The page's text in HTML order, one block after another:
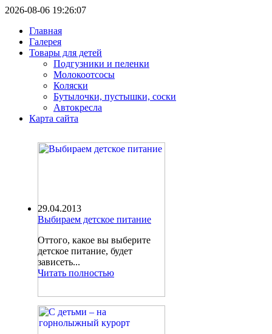
2026-08-06 19:26:07
Главная
Галерея
Товары для детей
Подгузники и пеленки
Молокоотсосы
Коляски
Бутылочки, пустышки, соски
Автокресла
Карта сайта
29.04.2013
Выбираем детское питание
Оттого, какое вы выберите
детское питание, будет
зависеть...
Читать полностью